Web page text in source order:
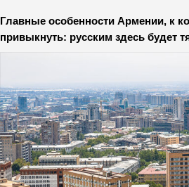
Главные особенности Армении, к
привыкнуть: русским здесь будет